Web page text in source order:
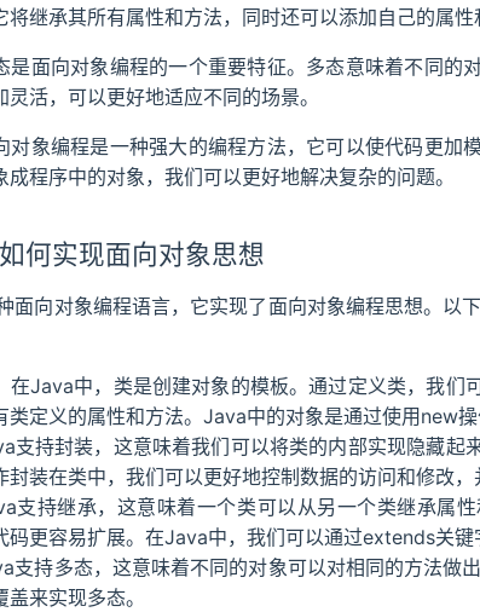
将继承其所有属性和方法，同时还可以添加自己的属性
是面向对象编程的一个重要特征。多态意味着不同的
灵活，可以更好地适应不同的场景。
对象编程是一种强大的编程方法，它可以使代码更加
成程序中的对象，我们可以更好地解决复杂的问题。
何实现面向对象思想
面向对象编程语言，它实现了面向对象编程思想。以
在Java中，类是创建对象的模板。通过定义类，我们
类定义的属性和方法。Java中的对象是通过使用new操
支持封装，这意味着我们可以将类的内部实现隐藏起
封装在类中，我们可以更好地控制数据的访问和修改，
支持继承，这意味着一个类可以从另一个类继承属
码更容易扩展。在Java中，我们可以通过extends关键
支持多态，这意味着不同的对象可以对相同的方法做
来实现多态。